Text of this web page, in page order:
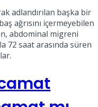
adlandırılan başka bir
ağrısını içermeyebilen
abdominal migreni
72 saat arasında süren